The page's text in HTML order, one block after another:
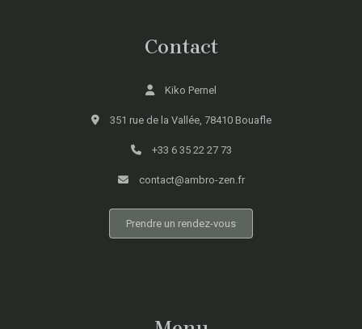
Contact
Kiko Pernel
351 rue de la Vallée, 78410 Bouafle
+33 6 35 22 27 73
contact@ambro-zen.fr
Prendre un rendez-vous